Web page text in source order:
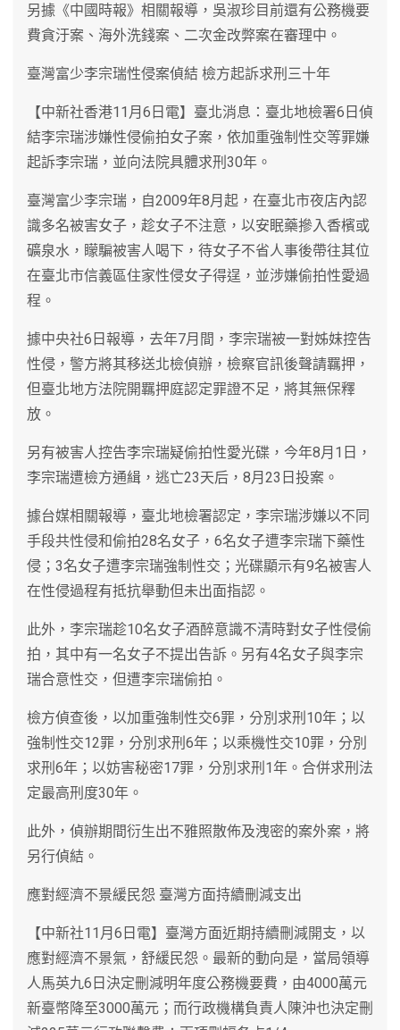
另據《中國時報》相關報導，吳淑珍目前還有公務機要
費貪汙案、海外洗錢案、二次金改弊案在審理中。
臺灣富少李宗瑞性侵案偵結 檢方起訴求刑三十年
【中新社香港11月6日電】臺北消息：臺北地檢署6日偵
結李宗瑞涉嫌性侵偷拍女子案，依加重強制性交等罪嫌
起訴李宗瑞，並向法院具體求刑30年。
臺灣富少李宗瑞，自2009年8月起，在臺北市夜店內認
識多名被害女子，趁女子不注意，以安眠藥摻入香檳或
礦泉水，矇騙被害人喝下，待女子不省人事後帶往其位
在臺北市信義區住家性侵女子得逞，並涉嫌偷拍性愛過
程。
據中央社6日報導，去年7月間，李宗瑞被一對姊妹控告
性侵，警方將其移送北檢偵辦，檢察官訊後聲請羈押，
但臺北地方法院開羈押庭認定罪證不足，將其無保釋
放。
另有被害人控告李宗瑞疑偷拍性愛光碟，今年8月1日，
李宗瑞遭檢方通緝，逃亡23天后，8月23日投案。
據台媒相關報導，臺北地檢署認定，李宗瑞涉嫌以不同
手段共性侵和偷拍28名女子，6名女子遭李宗瑞下藥性
侵；3名女子遭李宗瑞強制性交；光碟顯示有9名被害人
在性侵過程有抵抗舉動但未出面指認。
此外，李宗瑞趁10名女子酒醉意識不清時對女子性侵偷
拍，其中有一名女子不提出告訴。另有4名女子與李宗
瑞合意性交，但遭李宗瑞偷拍。
檢方偵查後，以加重強制性交6罪，分別求刑10年；以
強制性交12罪，分別求刑6年；以乘機性交10罪，分別
求刑6年；以妨害秘密17罪，分別求刑1年。合併求刑法
定最高刑度30年。
此外，偵辦期間衍生出不雅照散佈及洩密的案外案，將
另行偵結。
應對經濟不景緩民怨 臺灣方面持續刪減支出
【中新社11月6日電】臺灣方面近期持續刪減開支，以
應對經濟不景氣，舒緩民怨。最新的動向是，當局領導
人馬英九6日決定刪減明年度公務機要費，由4000萬元
新臺幣降至3000萬元；而行政機構負責人陳沖也決定刪